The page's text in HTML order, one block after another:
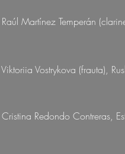
Raúl Martínez Temperán
Vostrykova (frauta),
Redondo Contreras,